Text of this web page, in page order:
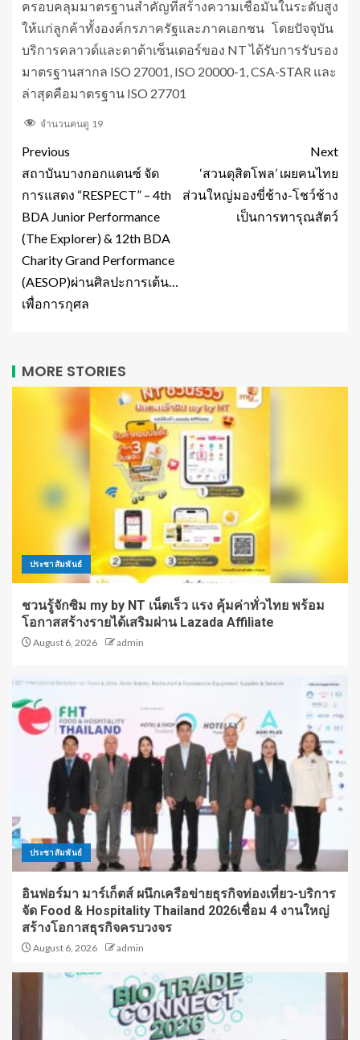
ครอบคลุมมาตรฐานสำคัญที่สร้างความเชื่อมั่นในระดับสูง
ให้แก่ลูกค้าทั้งองค์กรภาครัฐและภาคเอกชน โดยปัจจุบัน
บริการคลาวด์และดาต้าเซ็นเตอร์ของ NT ได้รับการรับรอง
มาตรฐานสากล ISO 27001, ISO 20000-1, CSA-STAR และ
ล่าสุดคือมาตรฐาน ISO 27701
จำนวนคนดู 19
Previous
สถาบันบางกอกแดนซ์ จัด
การแสดง “RESPECT” – 4th
BDA Junior Performance
(The Explorer) & 12th BDA
Charity Grand Performance
(AESOP)ผ่านศิลปะการเต้น…
เพื่อการกุศล
Next
‘สวนดุสิตโพล’ เผยคนไทย
ส่วนใหญ่มองขี่ช้าง-โชว์ช้าง
เป็นการทารุณสัตว์
MORE STORIES
ประชาสัมพันธ์
ชวนรู้จักซิม my by NT เน็ตเร็ว แรง คุ้มค่าทั่วไทย พร้อม
โอกาสสร้างรายได้เสริมผ่าน Lazada Affiliate
August 6, 2026 admin
ประชาสัมพันธ์
อินฟอร์มา มาร์เก็ตส์ ผนึกเครือข่ายธุรกิจท่องเที่ยว-บริการ
จัด Food & Hospitality Thailand 2026เชื่อม 4 งานใหญ่
สร้างโอกาสธุรกิจครบวงจร
August 6, 2026 admin